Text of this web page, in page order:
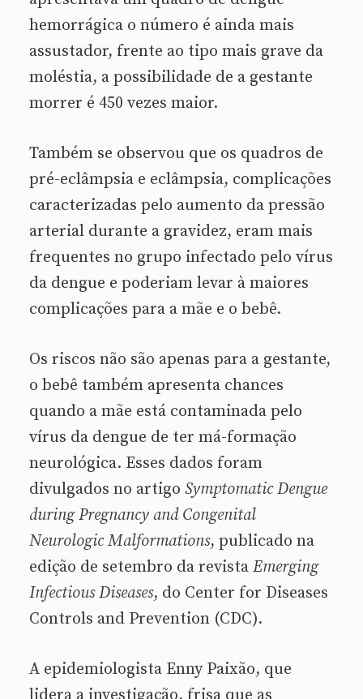
hemorrágica o número é ainda mais
assustador, frente ao tipo mais grave da
moléstia, a possibilidade de a gestante
morrer é 450 vezes maior.
Também se observou que os quadros de
pré-eclâmpsia e eclâmpsia, complicações
caracterizadas pelo aumento da pressão
arterial durante a gravidez, eram mais
frequentes no grupo infectado pelo vírus
da dengue e poderiam levar à maiores
complicações para a mãe e o bebê.
Os riscos não são apenas para a gestante,
o bebê também apresenta chances
quando a mãe está contaminada pelo
vírus da dengue de ter má-formação
neurológica. Esses dados foram
divulgados no artigo Symptomatic Dengue
during Pregnancy and Congenital
Neurologic Malformations, publicado na
edição de setembro da revista Emerging
Infectious Diseases, do Center for Diseases
Controls and Prevention (CDC).
A epidemiologista Enny Paixão, que